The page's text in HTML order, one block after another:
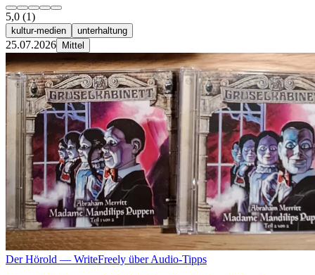
5,0 (1)
kultur-medien unterhaltung
25.07.2026 Mittel
Der Hörold — WriteFreely über Audio-Tipps